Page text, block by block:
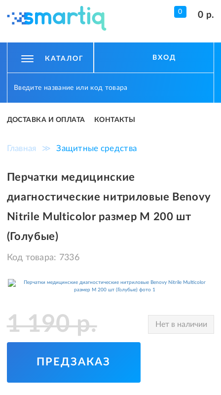
0 0 р.
КАТАЛОГ ВХОД
ДОСТАВКА И ОПЛАТА КОНТАКТЫ
Главная ≫ Защитные средства
Перчатки медицинские
диагностические нитриловые Benovy
Nitrile Multicolor размер M 200 шт
(Голубые)
Код товара: 7336
1 190р. Нет в наличии
ПРЕДЗАКАЗ